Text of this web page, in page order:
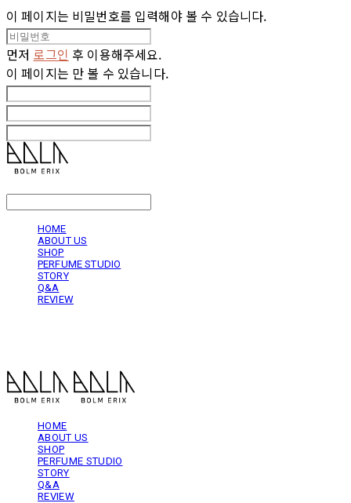
이 페이지는 비밀번호를 입력해야 볼 수 있습니다.
먼저 로그인 후 이용해주세요.
이 페이지는 만 볼 수 있습니다.
HOME
ABOUT US
SHOP
PERFUME STUDIO
STORY
Q&A
REVIEW
HOME
ABOUT US
SHOP
PERFUME STUDIO
STORY
Q&A
REVIEW